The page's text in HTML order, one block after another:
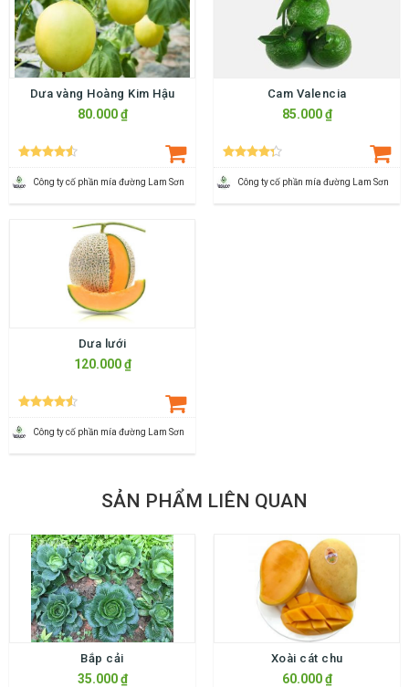
Dưa vàng Hoàng Kim Hậu
80.000 ₫
Công ty cố phần mía đường Lam Sơn
Cam Valencia
85.000 ₫
Công ty cố phần mía đường Lam Sơn
Dưa lưới
120.000 ₫
Công ty cố phần mía đường Lam Sơn
SẢN PHẨM LIÊN QUAN
Bắp cải
35.000 ₫
Xoài cát chu
60.000 ₫